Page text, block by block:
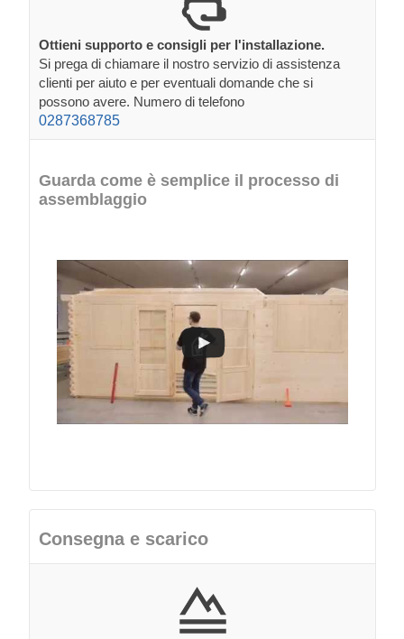
Ottieni supporto e consigli per l'installazione.
Si prega di chiamare il nostro servizio di assistenza
clienti per aiuto e per eventuali domande che si
possono avere. Numero di telefono
0287368785
Guarda come è semplice il processo di
assemblaggio
Consegna e scarico